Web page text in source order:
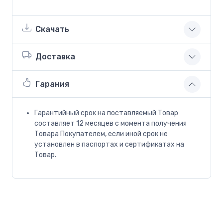
Скачать
Доставка
Гарания
Гарантийный срок на поставляемый Товар
составляет 12 месяцев с момента получения
Товара Покупателем, если иной срок не
установлен в паспортах и сертификатах на
Товар.